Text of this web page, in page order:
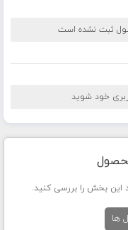
ثبت نشده است
خود شوید
این بخش را بررسی کنید.
ها